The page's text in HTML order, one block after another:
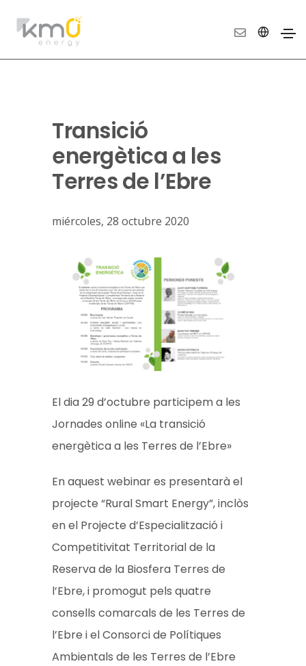
Transició
energètica a les
Terres de l’Ebre
miércoles, 28 octubre 2020
El dia 29 d’octubre participem a les
Jornades online «La transició
energètica a les Terres de l’Ebre»
En aquest webinar es presentarà el
projecte “Rural Smart Energy”, inclòs
en el Projecte d’Especialització i
Competitivitat Territorial de la
Reserva de la Biosfera Terres de
l’Ebre, i promogut pels quatre
consells comarcals de les Terres de
l’Ebre i el Consorci de Polítiques
Ambientals de les Terres de l’Ebre